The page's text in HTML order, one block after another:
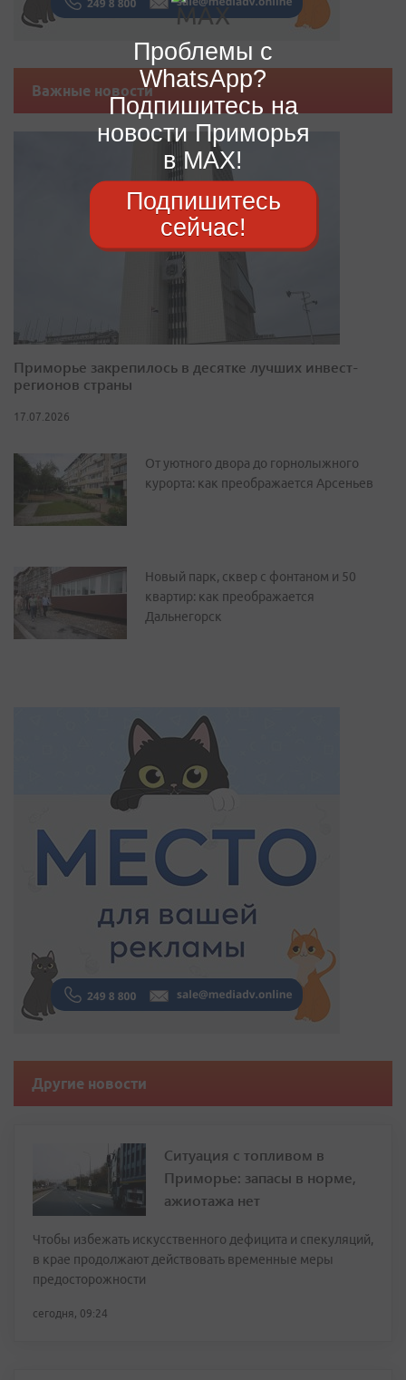
Важные новости
Приморье закрепилось в десятке лучших инвест-
регионов страны
17.07.2026
От уютного двора до горнолыжного
курорта: как преображается Арсеньев
Новый парк, сквер с фонтаном и 50
квартир: как преображается
Дальнегорск
Другие новости
Ситуация с топливом в
Приморье: запасы в норме,
ажиотажа нет
Чтобы избежать искусственного дефицита и спекуляций,
в крае продолжают действовать временные меры
предосторожности
сегодня, 09:24
Проблемы с
WhatsApp?
Подпишитесь на
новости Приморья
в MAX!
Подпишитесь
сейчас!